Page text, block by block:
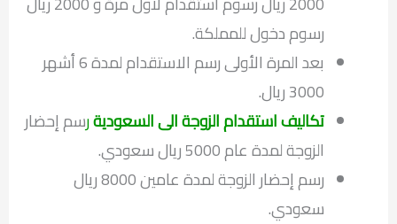
رسوم دخول للمملكة.
بعد المرة الأولى رسم الاستقدام لمدة 6 أشهر
3000 ريال.
تكاليف استقدام الزوجة الى السعوديةرسم إحضار
الزوجة لمدة عام 5000 ريال سعودي.
رسم إحضار الزوجة لمدة عامين 8000 ريال
سعودي.